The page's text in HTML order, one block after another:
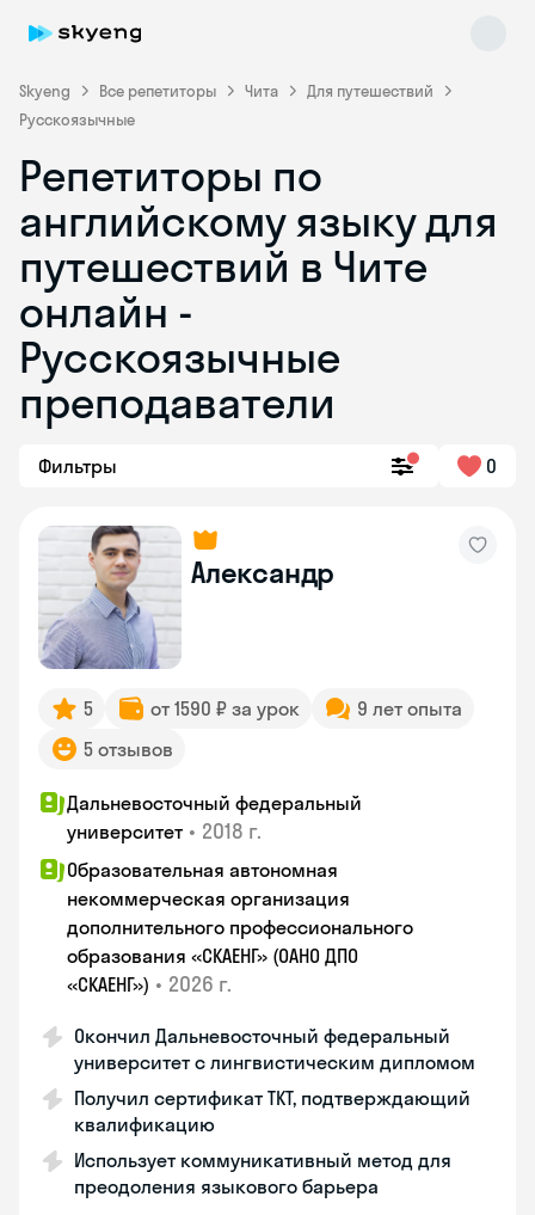
Skyeng Все репетиторы Чита
Для путешествий
Русскоязычные
Репетиторы по
английскому языку для
путешествий в Чите
онлайн -
Русскоязычные
преподаватели
Фильтры 0
Александр
5 от 1590 ₽ за урок
9 лет опыта
5 отзывов
Дальневосточный федеральный
университет • 2018 г.
Образовательная автономная
некоммерческая организация
дополнительного профессионального
образования «СКАЕНГ» (ОАНО ДПО
«СКАЕНГ») • 2026 г.
Окончил Дальневосточный федеральный
университет с лингвистическим дипломом
Получил сертификат TKT, подтверждающий
квалификацию
Использует коммуникативный метод для
преодоления языкового барьера
Skyeng Chat